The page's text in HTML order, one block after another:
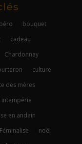
bouquet
cadeau
Chardonnay
culture
des mères
intempérie
en andain
noël